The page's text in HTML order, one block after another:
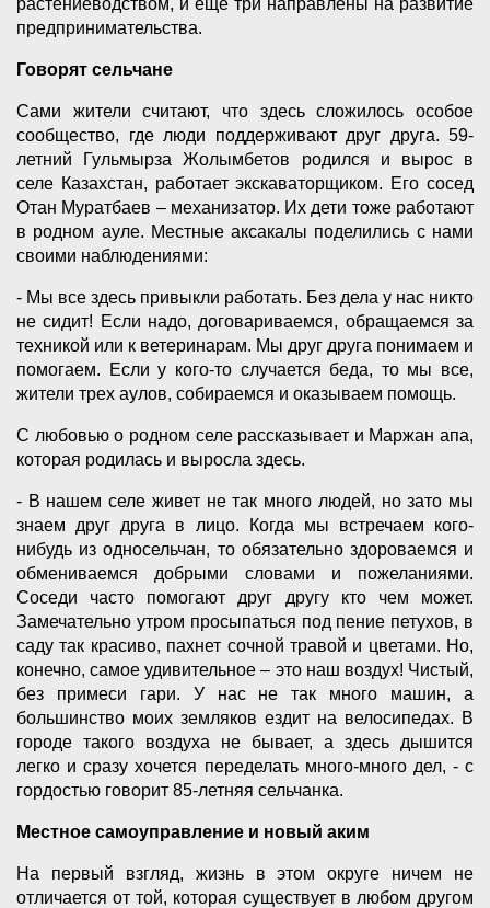
растениеводством, и еще три направлены на развитие
предпринимательства.
Говорят сельчане
Сами жители считают, что здесь сложилось особое
сообщество, где люди поддерживают друг друга. 59-
летний Гульмырза Жолымбетов родился и вырос в
селе Казахстан, работает экскаваторщиком. Его сосед
Отан Муратбаев – механизатор. Их дети тоже работают
в родном ауле. Местные аксакалы поделились с нами
своими наблюдениями:
- Мы все здесь привыкли работать. Без дела у нас никто
не сидит! Если надо, договариваемся, обращаемся за
техникой или к ветеринарам. Мы друг друга понимаем и
помогаем. Если у кого-то случается беда, то мы все,
жители трех аулов, собираемся и оказываем помощь.
С любовью о родном селе рассказывает и Маржан апа,
которая родилась и выросла здесь.
- В нашем селе живет не так много людей, но зато мы
знаем друг друга в лицо. Когда мы встречаем кого-
нибудь из односельчан, то обязательно здороваемся и
обмениваемся добрыми словами и пожеланиями.
Соседи часто помогают друг другу кто чем может.
Замечательно утром просыпаться под пение петухов, в
саду так красиво, пахнет сочной травой и цветами. Но,
конечно, самое удивительное – это наш воздух! Чистый,
без примеси гари. У нас не так много машин, а
большинство моих земляков ездит на велосипедах. В
городе такого воздуха не бывает, а здесь дышится
легко и сразу хочется переделать много-много дел, - с
гордостью говорит 85-летняя сельчанка.
Местное самоуправление и новый аким
На первый взгляд, жизнь в этом округе ничем не
отличается от той, которая существует в любом другом